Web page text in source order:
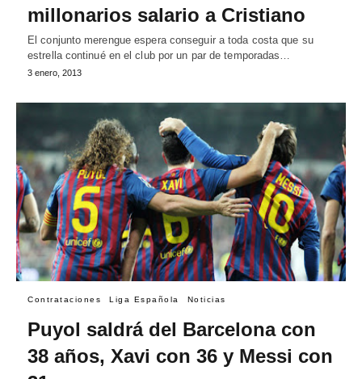
millonarios salario a Cristiano
El conjunto merengue espera conseguir a toda costa que su
estrella continué en el club por un par de temporadas…
3 enero, 2013
Contrataciones Liga Española Noticias
Puyol saldrá del Barcelona con
38 años, Xavi con 36 y Messi con